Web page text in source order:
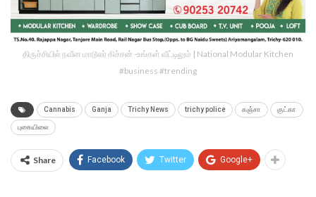
திருச்சியில் நவீன மாடூலர் கிச்சன் -உங்கள் வீட்டிலும் | National Modular Kitchen
#business #trending
Cannabis Ganja Trichy News trichy police கஞ்சா குட்கா
புகையிலை
Share Facebook Twitter Google+